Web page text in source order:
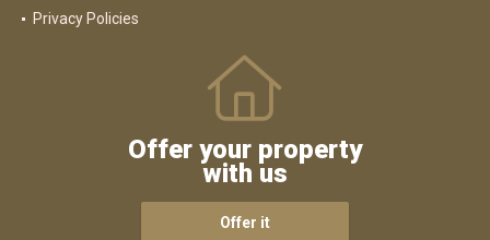
Privacy Policies
Offer your property
with us
Offer it